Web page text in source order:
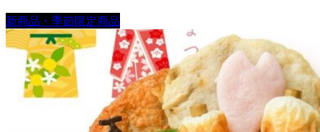
新商品・季節限定商品